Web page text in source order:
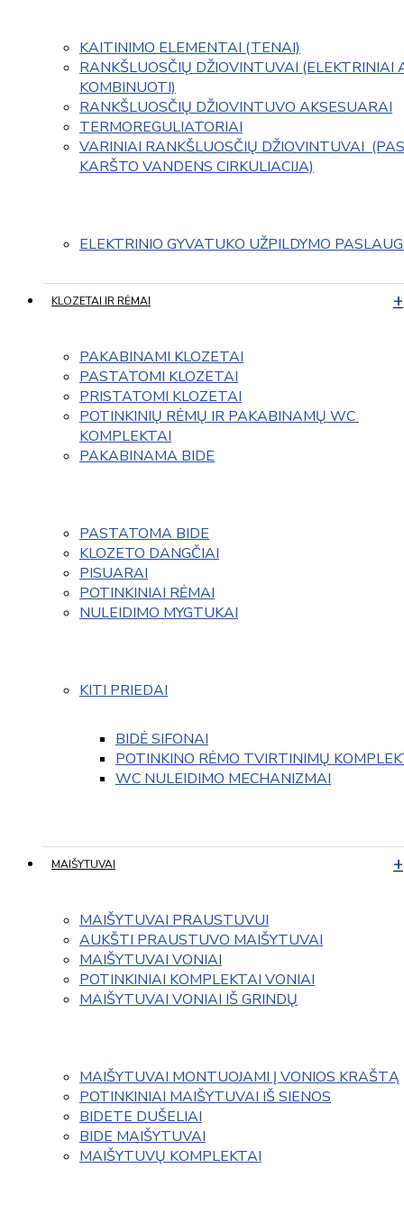
KAITINIMO ELEMENTAI (TENAI)
RANKŠLUOSČIŲ DŽIOVINTUVAI (ELEKTRINIAI
KOMBINUOTI)
RANKŠLUOSČIŲ DŽIOVINTUVO AKSESUARAI
TERMOREGULIATORIAI
VARINIAI RANKŠLUOSČIŲ DŽIOVINTUVAI
KARŠTO VANDENS CIRKULIACIJA)
ELEKTRINIO GYVATUKO UŽPILDYMO
KLOZETAI IR RĖMAI
PAKABINAMI KLOZETAI
PASTATOMI KLOZETAI
PRISTATOMI KLOZETAI
POTINKINIŲ RĖMŲ IR PAKABINAMŲ WC
KOMPLEKTAI
PAKABINAMA BIDE
PASTATOMA BIDE
KLOZETO DANGČIAI
PISUARAI
POTINKINIAI RĖMAI
NULEIDIMO MYGTUKAI
KITI PRIEDAI
BIDĖ SIFONAI
POTINKINO RĖMO TVIRTINIMŲ
WC NULEIDIMO MECHANIZMAI
MAIŠYTUVAI
MAIŠYTUVAI PRAUSTUVUI
AUKŠTI PRAUSTUVO MAIŠYTUVAI
MAIŠYTUVAI VONIAI
POTINKINIAI KOMPLEKTAI VONIAI
MAIŠYTUVAI VONIAI IŠ GRINDŲ
MAIŠYTUVAI MONTUOJAMI Į VONIOS KRAŠTĄ
POTINKINIAI MAIŠYTUVAI IŠ SIENOS
BIDETE DUŠELIAI
BIDE MAIŠYTUVAI
MAIŠYTUVŲ KOMPLEKTAI